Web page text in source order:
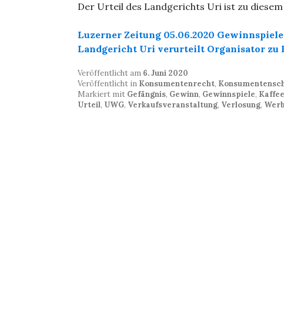
Der Urteil des Landgerichts Uri ist zu
Luzerner Zeitung 05.06.2020
Landgericht Uri verurteilt Organisator zu
Veröffentlicht am 6. Juni 2020
Veröffentlicht in Konsumentenrecht,
Markiert mit Gefängnis, Gewinn, Gewinnspiele,
Urteil, UWG, Verkaufsveranstaltung, Verlosung,